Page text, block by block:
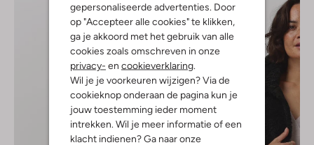
gepersonaliseerde advertenties. Door
op "Accepteer alle cookies" te klikken,
ga je akkoord met het gebruik van alle
cookies zoals omschreven in onze
privacy- en cookieverklaring.
Wil je je voorkeuren wijzigen? Via de
cookieknop onderaan de pagina kun je
jouw toestemming ieder moment
intrekken. Wil je meer informatie of een
klacht indienen? Ga naar onze